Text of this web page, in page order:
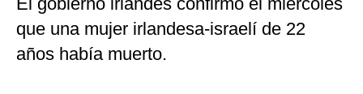
que una mujer irlandesa-israelí de 22
años había muerto.